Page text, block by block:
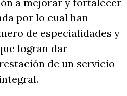
por lo cual han
de especialidades y
logran dar
de un servicio